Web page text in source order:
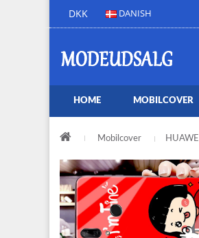
DANISH
DKK
HOME MOBILCOVER
Mobilcover HUAWEI